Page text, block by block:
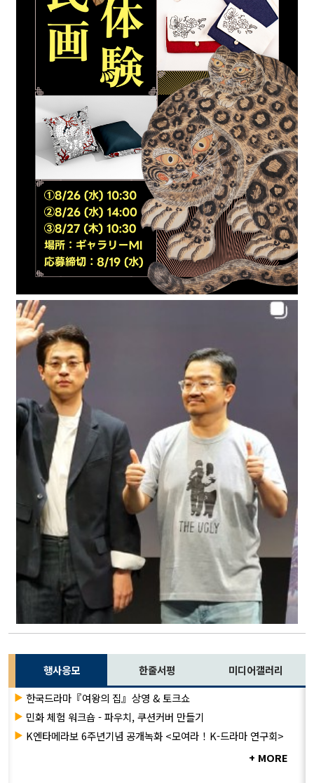
행사응모 한줄서평 미디어갤러리
▶ 한국드라마『여왕의 집』상영 & 토크쇼
▶ 민화 체험 워크숍 - 파우치, 쿠션커버 만들기
▶ K엔타메라보 6주년기념 공개녹화 <모여라！K-드라마 연구회>
+ MORE